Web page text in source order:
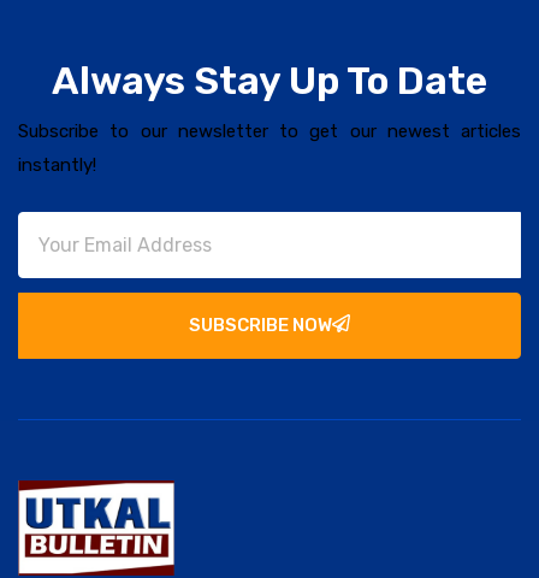
Always Stay Up To Date
Subscribe to our newsletter to get our newest articles
instantly!
SUBSCRIBE NOW